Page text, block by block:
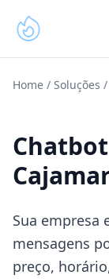
Home / Soluções /
Sua empresa
mensagens
preço,